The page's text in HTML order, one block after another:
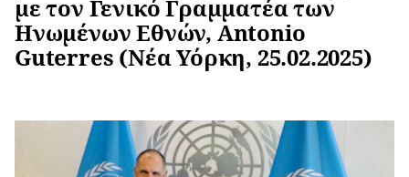
με τον Γενικό Γραμματέα των
Ηνωμένων Εθνών, Antonio
Guterres (Νέα Υόρκη, 25.02.2025)